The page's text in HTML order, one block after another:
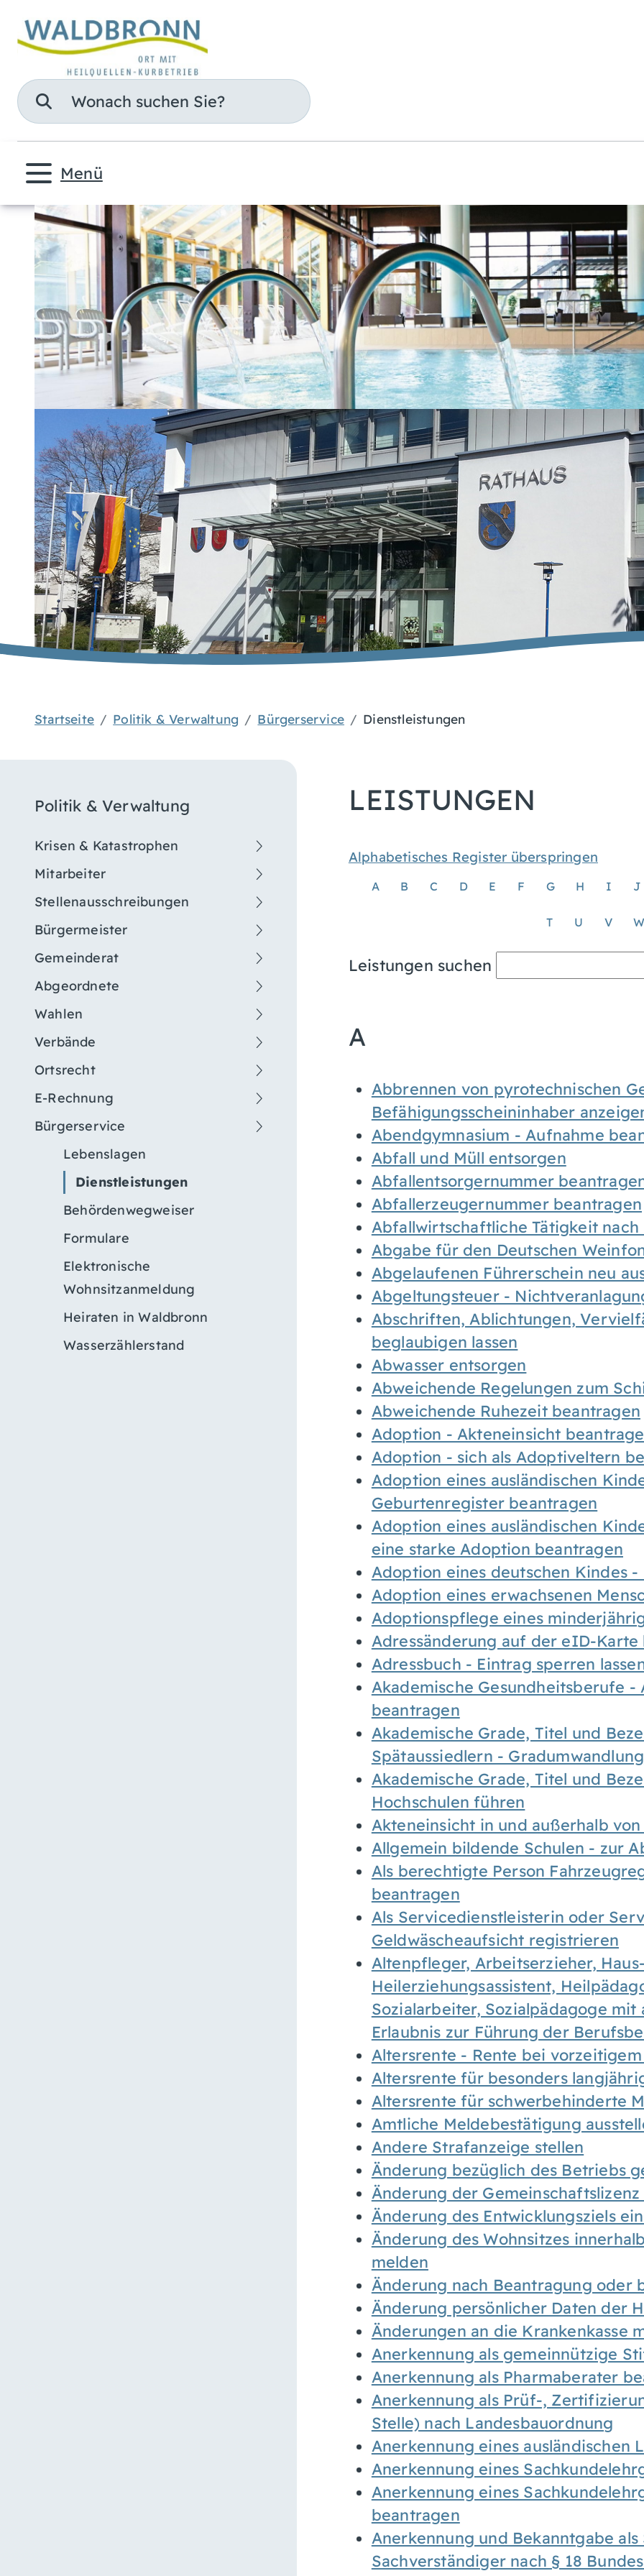
Suche
Menü
Startseite Politik & Verwaltung Bürgerservice Dienstleistungen
Politik & Verwaltung
Krisen & Katastrophen
Mitarbeiter
Stellenausschreibungen
Bürgermeister
Gemeinderat
Abgeordnete
Wahlen
Verbände
Ortsrecht
E-Rechnung
Bürgerservice
Lebenslagen
Dienstleistungen
Behördenwegweiser
Formulare
Elektronische
Wohnsitzanmeldung
Heiraten in Waldbronn
Wasserzählerstand
LEISTUNGEN
Alphabetisches Register überspringen
A B C D E F G H I J
T U V W
Leistungen suchen
A
Abbrennen von pyrotechnischen
Befähigungsscheininhaber
Abendgymnasium - Aufnahme
Abfall und Müll entsorgen
Abfallentsorgernummer
Abfallerzeugernummer beantragen
Abfallwirtschaftliche Tätigkeit
Abgabe für den Deutschen
Abgelaufenen Führerschein neu
Abgeltungsteuer -
Abschriften, Ablichtungen,
beglaubigen lassen
Abwasser entsorgen
Abweichende Regelungen zum
Abweichende Ruhezeit beantragen
Adoption - Akteneinsicht
Adoption - sich als Adoptiveltern
Adoption eines ausländischen
Geburtenregister beantragen
Adoption eines ausländischen
eine starke Adoption beantragen
Adoption eines deutschen Kindes
Adoption eines erwachsenen
Adoptionspflege eines
Adressänderung auf der eID-Karte
Adressbuch - Eintrag sperren
Akademische Gesundheitsberufe
beantragen
Akademische Grade, Titel und
Spätaussiedlern -
Akademische Grade, Titel und
Hochschulen führen
Akteneinsicht in und außerhalb
Allgemein bildende Schulen - zur
Als berechtigte Person
beantragen
Als Servicedienstleisterin oder
Geldwäscheaufsicht registrieren
Altenpfleger, Arbeitserzieher,
Heilerziehungsassistent,
Sozialarbeiter, Sozialpädagoge
Erlaubnis zur Führung der
Altersrente - Rente bei
Altersrente für besonders
Altersrente für schwerbehinderte
Amtliche Meldebestätigung
Andere Strafanzeige stellen
Änderung bezüglich des Betriebs
Änderung der
Änderung des Entwicklungsziels
Änderung des Wohnsitzes
melden
Änderung nach Beantragung oder
Änderung persönlicher Daten der
Änderungen an die Krankenkasse
Anerkennung als gemeinnützige
Anerkennung als Pharmaberater
Anerkennung als Prüf-,
Stelle) nach Landesbauordnung
Anerkennung eines ausländischen
Anerkennung eines
Anerkennung eines
beantragen
Anerkennung und Bekanntgabe
Sachverständiger nach § 18